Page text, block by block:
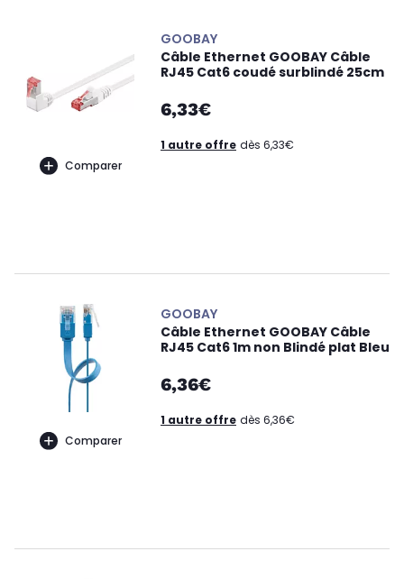
Comparer
GOOBAY
Câble Ethernet GOOBAY Câble
RJ45 Cat6 coudé surblindé 25cm
6,33€
1 autre offre dès 6,33€
Comparer
GOOBAY
Câble Ethernet GOOBAY Câble
RJ45 Cat6 1m non Blindé plat Bleu
6,36€
1 autre offre dès 6,36€